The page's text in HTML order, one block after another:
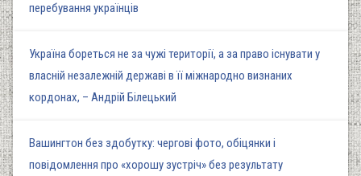
перебування українців
Україна бореться не за чужі території, а за право існувати у
власній незалежній державі в її міжнародно визнаних
кордонах, – Андрій Білецький
Вашингтон без здобутку: чергові фото, обіцянки і
повідомлення про «хорошу зустріч» без результату